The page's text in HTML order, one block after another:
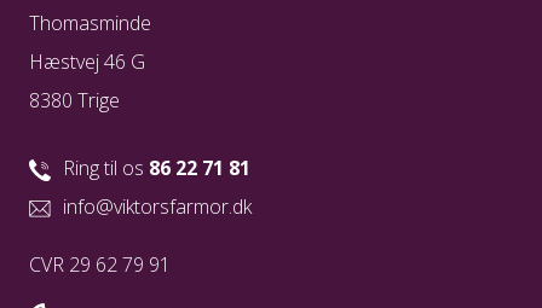
Thomasminde
Hæstvej 46 G
8380 Trige
Ring til os 86 22 71 81
info@viktorsfarmor.dk
CVR 29 62 79 91